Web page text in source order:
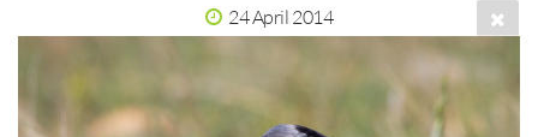
24 April 2014